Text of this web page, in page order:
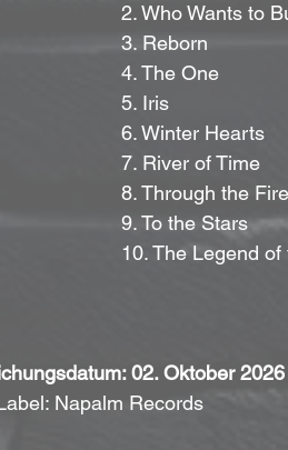
2. Who Wants to
3. Reborn
4. The One
5. Iris
6. Winter Hearts
7. River of Time
8. Through the Fire
9. To the Stars
10. The Legend
02. Oktober 2026
Napalm Records